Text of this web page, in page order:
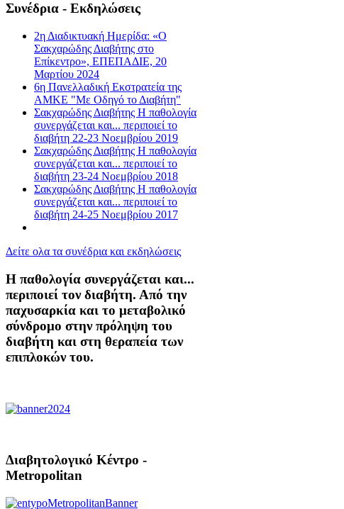
Συνέδρια - Εκδηλώσεις
2η Διαδικτυακή Ημερίδα: «Ο
Σακχαρώδης Διαβήτης στο
Επίκεντρο», ΕΠΕΠΑΔΙΕ, 20
Μαρτίου 2024
6η Πανελλαδική Εκστρατεία της
ΑΜΚΕ "Με Οδηγό το Διαβήτη"
Σακχαρώδης Διαβήτης Η παθολογία
συνεργάζεται και... περιποιεί το
διαβήτη 22-23 Νοεμβρίου 2019
Σακχαρώδης Διαβήτης Η παθολογία
συνεργάζεται και... περιποιεί το
διαβήτη 23-24 Νοεμβρίου 2018
Σακχαρώδης Διαβήτης Η παθολογία
συνεργάζεται και... περιποιεί το
διαβήτη 24-25 Νοεμβρίου 2017
Δείτε ολα τα συνέδρια και εκδηλώσεις
Η παθολογία συνεργάζεται και...
περιποιεί τον διαβήτη. Από την
παχυσαρκία και το μεταβολικό
σύνδρομο στην πρόληψη του
διαβήτη και στη θεραπεία των
επιπλοκών του.
Διαβητολογικό Κέντρο -
Metropolitan